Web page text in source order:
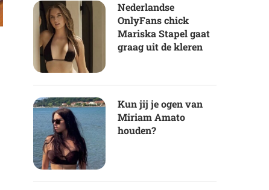
Nederlandse
OnlyFans chick
Mariska Stapel gaat
graag uit de kleren
Kun jij je ogen van
Miriam Amato
houden?